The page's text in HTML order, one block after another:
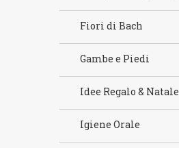
Fiori di Bach
Gambe e Piedi
Idee Regalo & Natale
Igiene Orale